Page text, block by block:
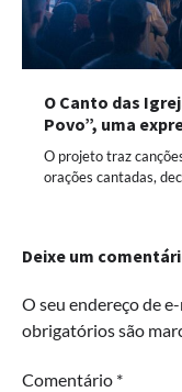
O Canto das
Povo”, uma
O projeto traz
orações cantadas,
Deixe um
O seu endereço de
obrigatórios são
Comentário *